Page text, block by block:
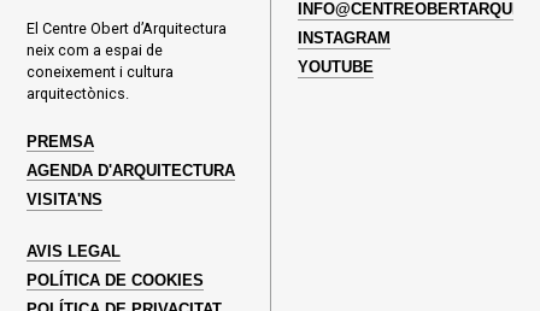
El Centre Obert d’Arquitectura
neix com a espai de
coneixement i cultura
arquitectònics.
PREMSA
AGENDA D'ARQUITECTURA
VISITA'NS
AVIS LEGAL
POLÍTICA DE COOKIES
INSTAGRAM
YOUTUBE